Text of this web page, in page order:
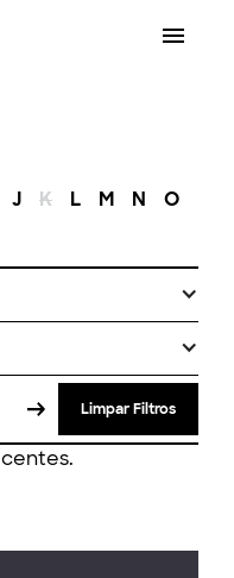
J K L M N O
Limpar Filtros